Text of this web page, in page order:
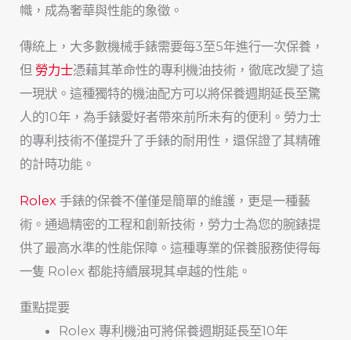
幟，成為奢華與性能的象徵。
傳統上，大多數機械手錶需要每3至5年進行一次保養，
但 勞力士憑藉其革命性的專利機油技術，徹底改變了這
一現狀。這種獨特的機油配方可以將保養週期延長至驚
人的10年，為手錶愛好者帶來前所未有的便利。勞力士
的專利技術不僅提升了手錶的耐用性，還保證了其精確
的計時功能。
Rolex 手錶的保養不僅僅是簡單的維護，更是一種藝
術。通過精密的工程和創新技術，勞力士為您的腕錶提
供了最高水準的性能保障。這種專業的保養服務使得每
一隻 Rolex 都能持續展現其卓越的性能。
重點提要
Rolex 專利機油可將保養週期延長至10年